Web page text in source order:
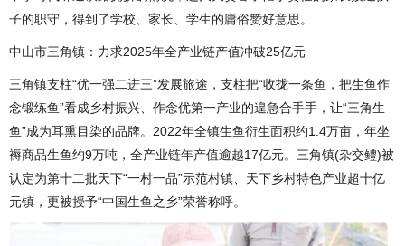
子的职守，得到了学校、家长、学生的庸俗赞好意思。
中山市三角镇：力求2025年全产业链产值冲破25亿元
三角镇支柱“优一强二进三”发展旅途，支柱把“收拢一条鱼，把生鱼作
念锻练鱼”看成乡村振兴、作念优第一产业的遑急合手手，让“三角生
鱼”成为耳熏目染的品牌。2022年全镇生鱼衍生面积约1.4万亩，年坐
褥商品生鱼约9万吨，全产业链年产值逾越17亿元。三角镇(杂交鳢)被
认定为第十二批天下“一村一品”示范村镇、天下乡村特色产业超十亿
元镇，更被授予“中国生鱼之乡”荣誉称呼。